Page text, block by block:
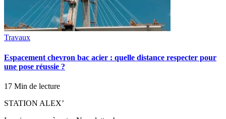
Travaux
Espacement chevron bac acier : quelle distance respecter pour
une pose réussie ?
17 Min de lecture
STATION ALEX’